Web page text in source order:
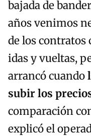
bajada de
años venimos
de los contratos
idas y vueltas,
arrancó cuando
subir los
comparación
explicó el